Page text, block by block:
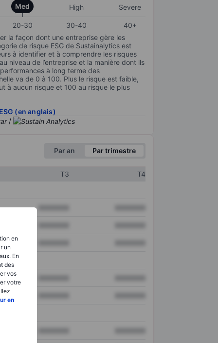
en
un
En
des
vos
votre
en
Med
High Severe
20-30 30-40
40+
la façon dont une entreprise gère les
de risque ESG de Sustainalytics est
à identifier et à comprendre les risques
niveau de l’entreprise et la manière dont ils
à long terme des
va de 0 à 100. Plus le risque est faible,
à aucun risque et 100 au risque le plus
(en anglais)
/
Par an Par trimestre
T3 T4